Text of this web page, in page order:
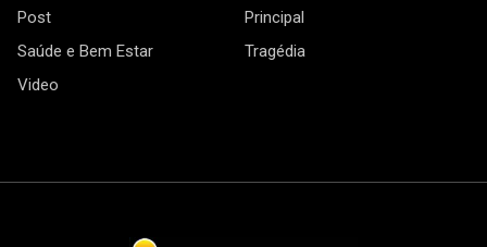
Post
Principal
Saúde e Bem Estar
Tragédia
Video